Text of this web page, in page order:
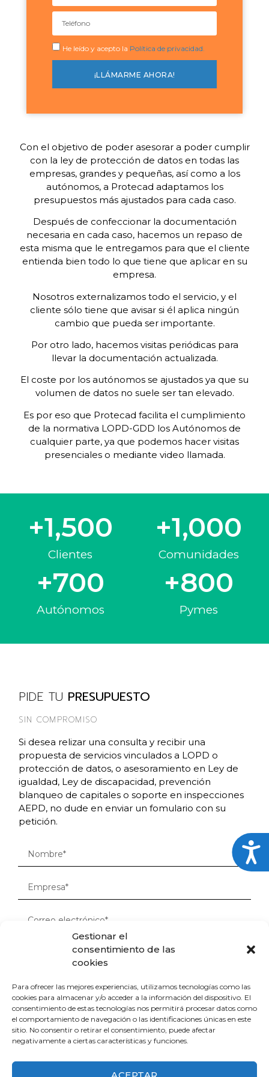
Gestionar el
consentimiento de las
cookies
Para ofrecer las mejores experiencias, utilizamos tecnologías como las
cookies para almacenar y/o acceder a la información del dispositivo. El
consentimiento de estas tecnologías nos permitirá procesar datos como
el comportamiento de navegación o las identificaciones únicas en este
sitio. No consentir o retirar el consentimiento, puede afectar
negativamente a ciertas características y funciones.
ACEPTAR
He leído y acepto la Política de privacidad.
¡LLÁMARME AHORA!
Con el objetivo de poder asesorar a poder cumplir
con la ley de protección de datos en todas las
empresas, grandes y pequeñas, así como a los
autónomos, a Protecad adaptamos los
presupuestos más ajustados para cada caso.
Después de confeccionar la documentación
necesaria en cada caso, hacemos un repaso de
esta misma que le entregamos para que el cliente
entienda bien todo lo que tiene que aplicar en su
empresa.
Nosotros externalizamos todo el servicio, y el
cliente sólo tiene que avisar si él aplica ningún
cambio que pueda ser importante.
Por otro lado, hacemos visitas periódicas para
llevar la documentación actualizada.
El coste por los autónomos se ajustados ya que su
volumen de datos no suele ser tan elevado.
Es por eso que Protecad facilita el cumplimiento
de la normativa LOPD-GDD los Autónomos de
cualquier parte, ya que podemos hacer visitas
presenciales o mediante video llamada.
Clientes
+1,500
Comunidades
+1,000
Autónomos
+700
Pymes
+800
PIDE TU PRESUPUESTO
SIN COMPROMISO
Si desea relizar una consulta y recibir una
propuesta de servicios vinculados a LOPD o
protección de datos, o asesoramiento en Ley de
igualdad, Ley de discapacidad, prevención
blanqueo de capitales o soporte en inspecciones
AEPD, no dude en enviar un fomulario con su
petición.
He leído y acepto laPolítica de privacidaddando el consentimiento
de mis dados.